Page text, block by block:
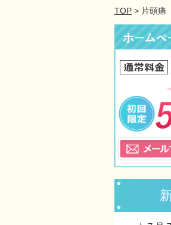
TOP > 片頭痛